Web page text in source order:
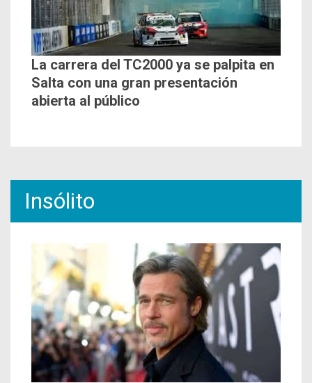
La carrera del TC2000 ya se palpita en
Salta con una gran presentación
abierta al público
Insólito